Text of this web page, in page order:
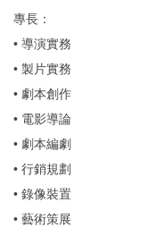
專長：
• 導演實務
• 製片實務
• 劇本創作
• 電影導論
• 劇本編劇
• 行銷規劃
• 錄像裝置
• 藝術策展